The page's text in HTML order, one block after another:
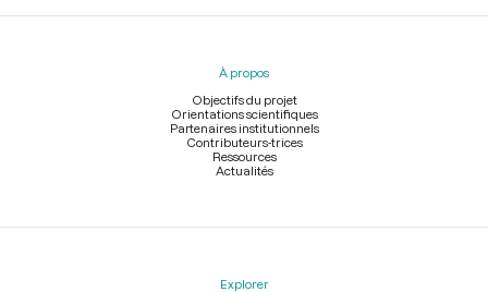
Menu
À propos
Objectifs du projet
Orientations scientifiques
Partenaires institutionnels
Contributeurs-trices
Ressources
Actualités
Explorer